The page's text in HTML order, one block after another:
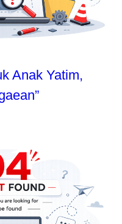
Anak Yatim,